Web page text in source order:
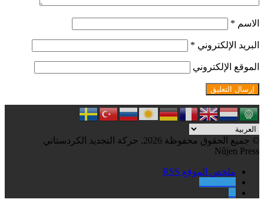
الاسم *
البريد الإلكتروني *
الموقع الإلكتروني
© جميع الحقوق محفوظة 2026, حركة التجديد الكردستاني
Nûjen Press
ملخص الموقع RSS